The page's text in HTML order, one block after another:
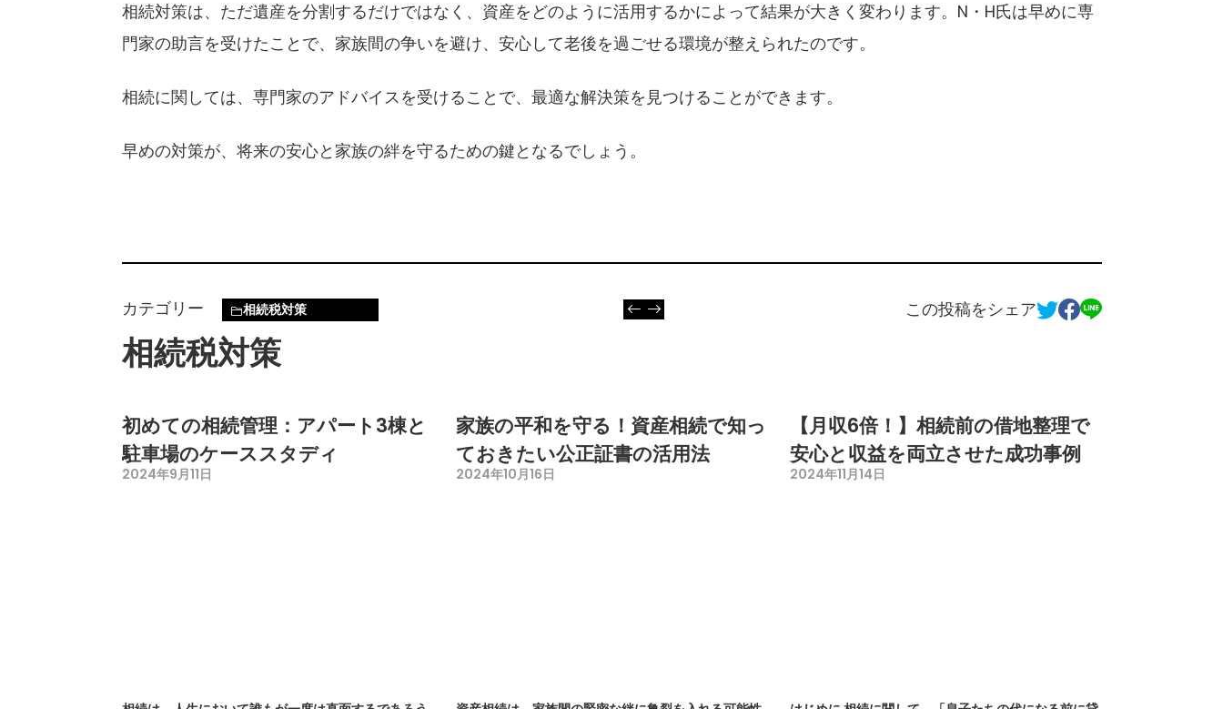
相続対策は、ただ遺産を分割するだけではなく、資産をどのように活用するかによって結果が大きく変わります。N・H氏は早めに専
門家の助言を受けたことで、家族間の争いを避け、安心して老後を過ごせる環境が整えられたのです。
相続に関しては、専門家のアドバイスを受けることで、最適な解決策を見つけることができます。
早めの対策が、将来の安心と家族の絆を守るための鍵となるでしょう。
カテゴリー 相続税対策 この投稿をシェア
相続税対策
初めての相続管理：アパート3棟と
駐車場のケーススタディ
2024年9月11日
家族の平和を守る！資産相続で知っ
ておきたい公正証書の活用法
2024年10月16日
【月収6倍！】相続前の借地整理で
安心と収益を両立させた成功事例
2024年11月14日